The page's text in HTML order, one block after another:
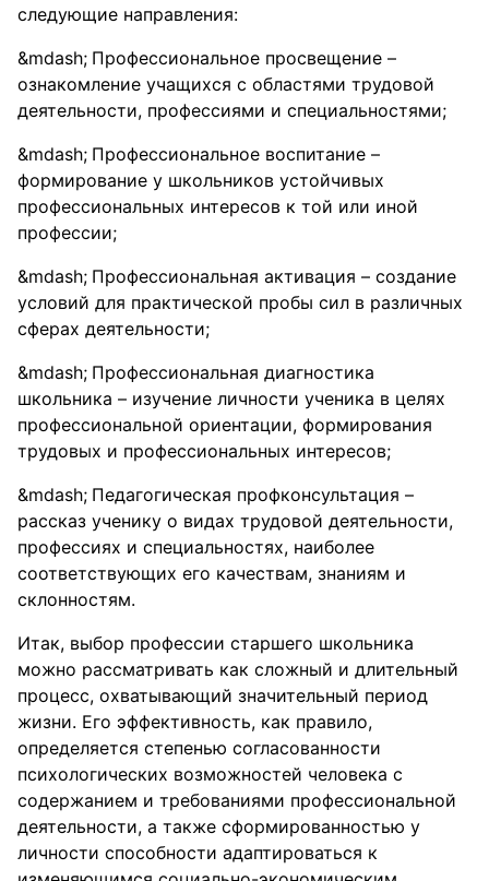
следующие направления:
Профессиональное просвещение –
ознакомление учащихся с областями трудовой
деятельности, профессиями и специальностями;
Профессиональное воспитание –
формирование у школьников устойчивых
профессиональных интересов к той или иной
профессии;
Профессиональная активация – создание
условий для практической пробы сил в различных
сферах деятельности;
Профессиональная диагностика
школьника – изучение личности ученика в целях
профессиональной ориентации, формирования
трудовых и профессиональных интересов;
Педагогическая профконсультация –
рассказ ученику о видах трудовой деятельности,
профессиях и специальностях, наиболее
соответствующих его качествам, знаниям и
склонностям.
Итак, выбор профессии старшего школьника
можно рассматривать как сложный и длительный
процесс, охватывающий значительный период
жизни. Его эффективность, как правило,
определяется степенью согласованности
психологических возможностей человека с
содержанием и требованиями профессиональной
деятельности, а также сформированностью у
личности способности адаптироваться к